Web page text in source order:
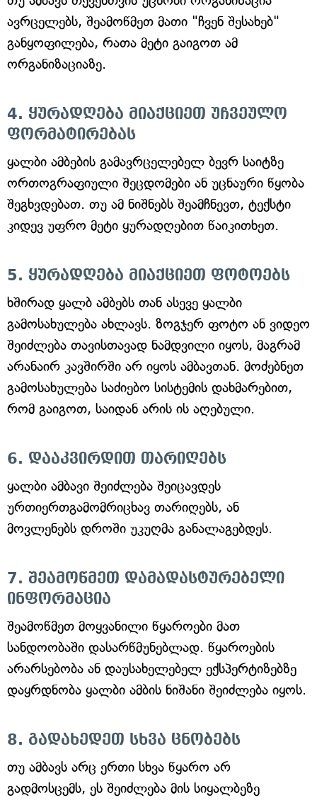
ავრცელებს, შეამოწმეთ მათი "ჩვენ შესახებ"
განყოფილება, რათა მეტი გაიგოთ ამ
ორგანიზაციაზე.
4. ყურადღება მიაქციეთ უჩვეულო
ფორმატირებას
ყალბი ამბების გამავრცელებელ ბევრ საიტზე
ორთოგრაფიული შეცდომები ან უცნაური წყობა
შეგხვდებათ. თუ ამ ნიშნებს შეამჩნევთ, ტექსტი
კიდევ უფრო მეტი ყურადღებით წაიკითხეთ.
5. ყურადღება მიაქციეთ ფოტოებს
ხშირად ყალბ ამბებს თან ასევე ყალბი
გამოსახულება ახლავს. ზოგჯერ ფოტო ან ვიდეო
შეიძლება თავისთავად ნამდვილი იყოს, მაგრამ
არანაირ კავშირში არ იყოს ამბავთან. მოძებნეთ
გამოსახულება საძიებო სისტემის დახმარებით,
რომ გაიგოთ, საიდან არის ის აღებული.
6. დააკვირდით თარიღებს
ყალბი ამბავი შეიძლება შეიცავდეს
ურთიერთგამომრიცხავ თარიღებს, ან
მოვლენებს დროში უკუღმა განალაგებდეს.
7. შეამოწმეთ დამადასტურებელი
ინფორმაცია
შეამოწმეთ მოყვანილი წყაროები მათ
სანდოობაში დასარწმუნებლად. წყაროების
არარსებობა ან დაუსახელებელ ექსპერტიზებზე
დაყრდნობა ყალბი ამბის ნიშანი შეიძლება იყოს.
8. გადახედეთ სხვა ცნობებს
თუ ამბავს არც ერთი სხვა წყარო არ
გადმოსცემს, ეს შეიძლება მის სიყალბეზე